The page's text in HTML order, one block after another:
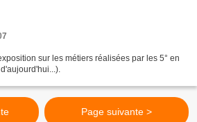
sur les métiers réalisées par les 5° en
Page suivante >